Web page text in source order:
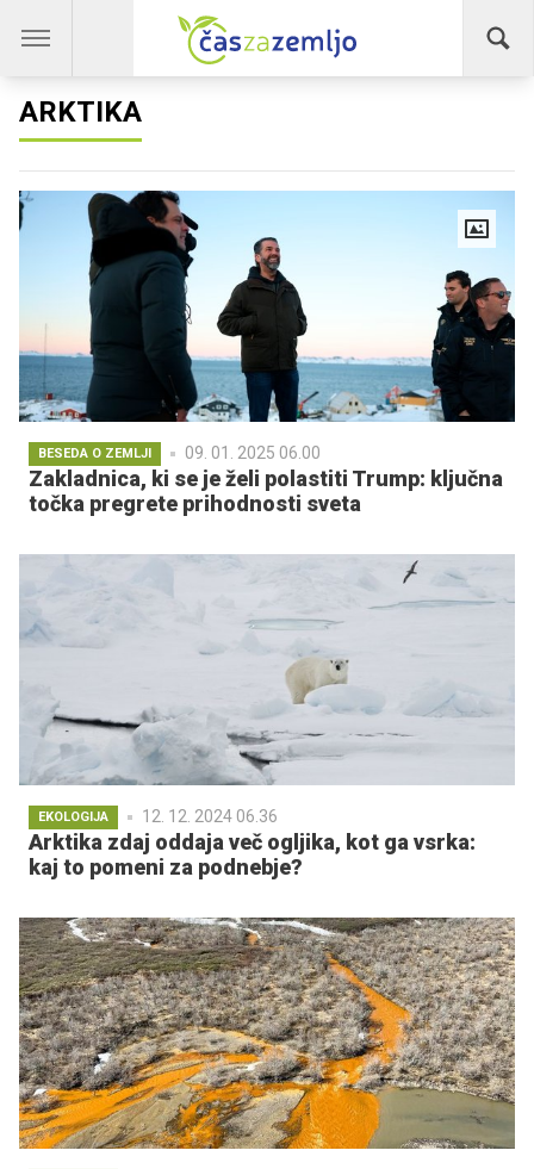
ARKTIKA
BESEDA O ZEMLJI 09. 01. 2025 06.00
Zakladnica, ki se je želi polastiti Trump: ključna
točka pregrete prihodnosti sveta
EKOLOGIJA 12. 12. 2024 06.36
Arktika zdaj oddaja več ogljika, kot ga vsrka:
kaj to pomeni za podnebje?